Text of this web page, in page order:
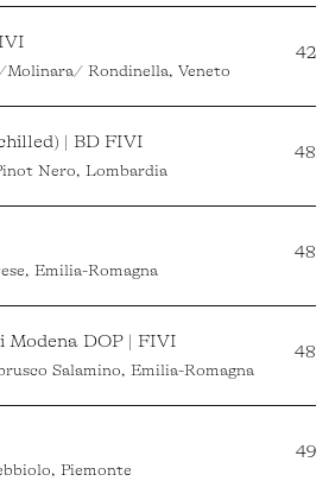
Rondinella, Veneto
42
| BD FIVI
Nero, Lombardia
48
Emilia-Romagna
48
Modena DOP | FIVI
Salamino, Emilia-Romagna
48
Piemonte
49